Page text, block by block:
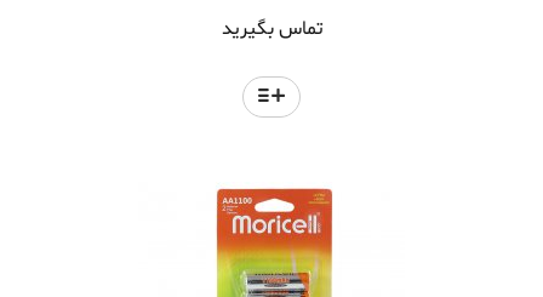
تماس بگیرید